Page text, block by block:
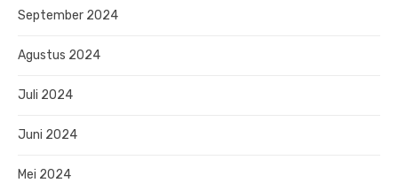
September 2024
Agustus 2024
Juli 2024
Juni 2024
Mei 2024